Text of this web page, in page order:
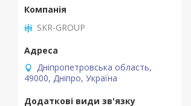
SKR-GROUP
Дніпропетровська область,
49000, Дніпро, Україна